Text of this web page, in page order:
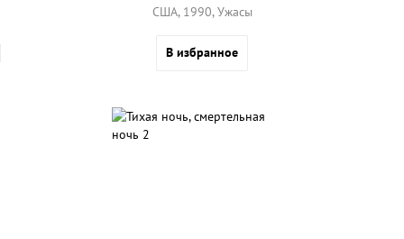
США, 1990, Ужасы
В избранное